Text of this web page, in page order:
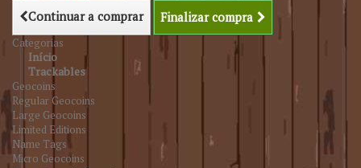
Continuar a comprar Finalizar compra
Categorias
Início
Trackables
Geocoins
Regular Geocoins
Large Geocoins
Limited Editions
Name Tags
Micro Geocoins